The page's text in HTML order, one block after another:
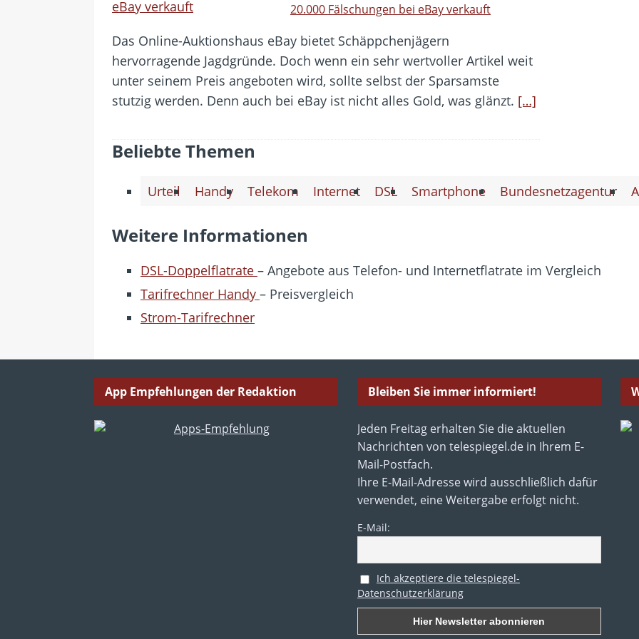
20.000 Fälschungen bei eBay verkauft
Das Online-Auktionshaus eBay bietet Schäppchenjägern
hervorragende Jagdgründe. Doch wenn ein sehr wertvoller Artikel weit
unter seinem Preis angeboten wird, sollte selbst der Sparsamste
stutzig werden. Denn auch bei eBay ist nicht alles Gold, was glänzt. […]
Beliebte Themen
Urteil Handy Telekom Internet DSL Smartphone Bundesnetzagentur
Weitere Informationen
DSL-Doppelflatrate – Angebote aus Telefon- und Internetflatrate im Vergleich
Tarifrechner Handy – Preisvergleich
Strom-Tarifrechner
App Empfehlungen der Redaktion Bleiben Sie immer informiert!
Jeden Freitag erhalten Sie die aktuellen
Nachrichten von telespiegel.de in Ihrem E-
Mail-Postfach.
Ihre E-Mail-Adresse wird ausschließlich dafür
verwendet, eine Weitergabe erfolgt nicht.
E-Mail:
Ich akzeptiere die telespiegel-
Datenschutzerklärung